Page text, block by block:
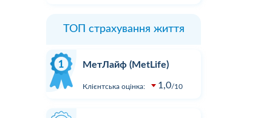
ТОП страхування життя
МетЛайф (MetLife)
Клієнтська оцінка: 1,0 10